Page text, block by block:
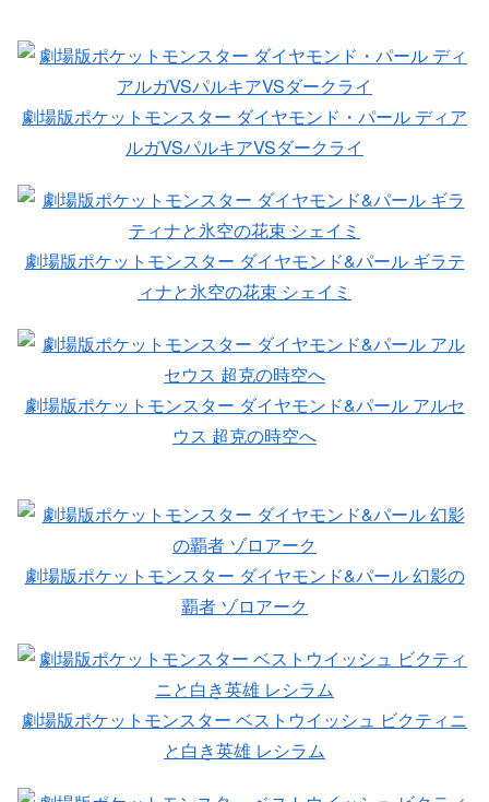
劇場版ポケットモンスター ダイヤモンド・パール ディア
ルガVSパルキアVSダークライ
劇場版ポケットモンスター ダイヤモンド&パール ギラテ
ィナと氷空の花束 シェイミ
劇場版ポケットモンスター ダイヤモンド&パール アルセ
ウス 超克の時空へ
劇場版ポケットモンスター ダイヤモンド&パール 幻影の
覇者 ゾロアーク
劇場版ポケットモンスター ベストウイッシュ ビクティニ
と白き英雄 レシラム